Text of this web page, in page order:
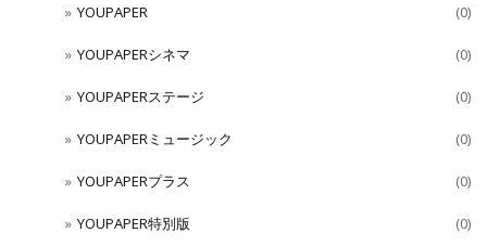
YOUPAPER (0)
YOUPAPERシネマ (0)
YOUPAPERステージ (0)
YOUPAPERミュージック (0)
YOUPAPERプラス (0)
YOUPAPER特別版 (0)